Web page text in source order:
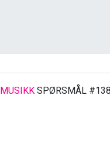
MUSIKKSPØRSMÅL